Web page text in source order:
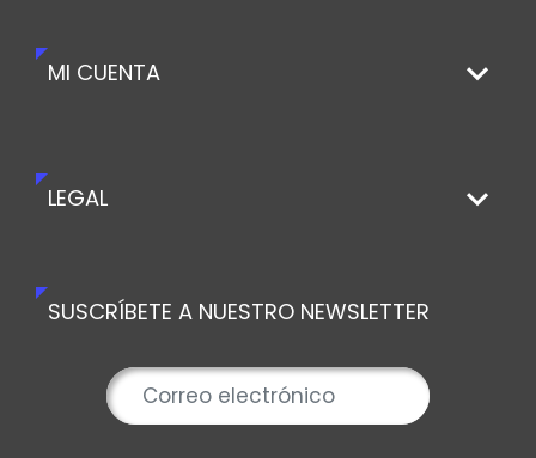
MI CUENTA
LEGAL
SUSCRÍBETE A NUESTRO NEWSLETTER